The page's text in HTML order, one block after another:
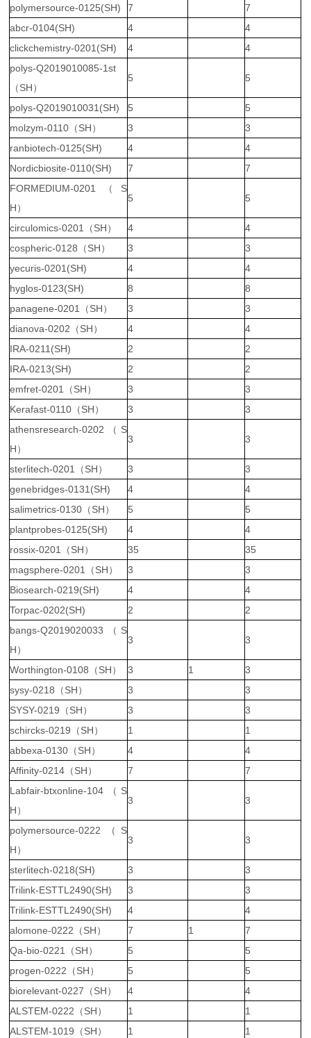
polymersource-0125(SH) 7
7
abcr-0104(SH)
4
4
clickchemistry-0201(SH)
4
4
polys-Q2019010085-1st
（SH）
5 5
polys-Q2019010031(SH) 5
5
molzym-0110（SH）
3
3
ranbiotech-0125(SH)
4
4
Nordicbiosite-0110(SH)
7
7
FORMEDIUM-0201（S
H）
5 5
circulomics-0201（SH） 4
4
cospheric-0128（SH）
3
3
yecuris-0201(SH)
4
4
hyglos-0123(SH)
8
8
panagene-0201（SH）
3
3
dianova-0202（SH）
4
4
IRA-0211(SH)
2
2
IRA-0213(SH)
2
2
emfret-0201（SH）
3
3
Kerafast-0110（SH）
3
3
athensresearch-0202（S
H）
3 3
sterlitech-0201（SH） 3
3
genebridges-0131(SH)
4
4
salimetrics-0130（SH）
5
5
plantprobes-0125(SH)
4
4
rossix-0201（SH）
35
35
magsphere-0201（SH）
3
3
Biosearch-0219(SH)
4
4
Torpac-0202(SH)
2
2
bangs-Q2019020033（S
H）
3 3
Worthington-0108（SH） 3 1
3
sysy-0218（SH）
3
3
SYSY-0219（SH）
3
3
schircks-0219（SH）
1
1
abbexa-0130（SH）
4
4
Affinity-0214（SH）
7
7
Labfair-btxonline-104（S
H）
3 3
polymersource-0222（S
H）
3 3
sterlitech-0218(SH) 3
3
Trilink-ESTTL2490(SH)
3
3
Trilink-ESTTL2490(SH)
4
4
alomone-0222（SH）
7 1
7
Qa-bio-0221（SH）
5
5
progen-0222（SH）
5
5
biorelevant-0227（SH）
4
4
ALSTEM-0222（SH）
1
1
ALSTEM-1019（SH）
1
1